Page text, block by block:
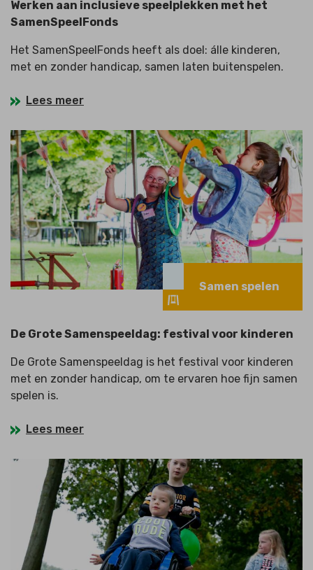
Werken aan inclusieve speelplekken met het
SamenSpeelFonds
Het SamenSpeelFonds heeft als doel: álle kinderen,
met en zonder handicap, samen laten buitenspelen.
Lees meer
Samen spelen
De Grote Samenspeeldag: festival voor kinderen
De Grote Samenspeeldag is het festival voor kinderen
met en zonder handicap, om te ervaren hoe fijn samen
spelen is.
Lees meer